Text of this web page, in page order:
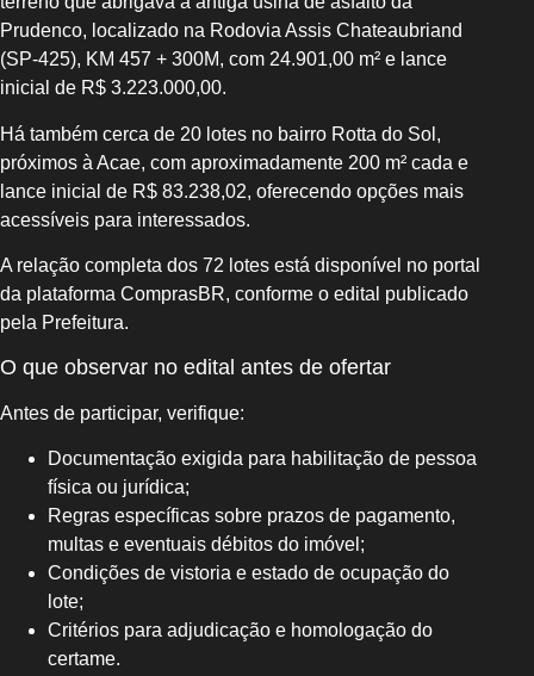
Prudenco, localizado na Rodovia Assis Chateaubriand
(SP-425), KM 457 + 300M, com 24.901,00 m² e lance
inicial de R$ 3.223.000,00.
Há também cerca de 20 lotes no bairro Rotta do Sol,
próximos à Acae, com aproximadamente 200 m² cada e
lance inicial de R$ 83.238,02, oferecendo opções mais
acessíveis para interessados.
A relação completa dos 72 lotes está disponível no portal
da plataforma ComprasBR, conforme o edital publicado
pela Prefeitura.
O que observar no edital antes de ofertar
Antes de participar, verifique:
Documentação exigida para habilitação de pessoa
física ou jurídica;
Regras específicas sobre prazos de pagamento,
multas e eventuais débitos do imóvel;
Condições de vistoria e estado de ocupação do
lote;
Critérios para adjudicação e homologação do
certame.